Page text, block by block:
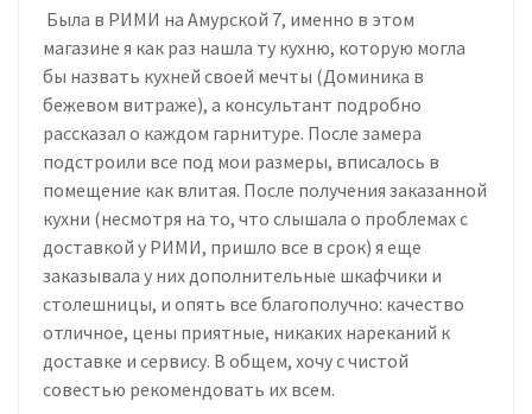
Была в РИМИ на Амурской 7, именно в этом
магазине я как раз нашла ту кухню, которую могла
бы назвать кухней своей мечты (Доминика в
бежевом витраже), а консультант подробно
рассказал о каждом гарнитуре. После замера
подстроили все под мои размеры, вписалось в
помещение как влитая. После получения заказанной
кухни (несмотря на то, что слышала о проблемах с
доставкой у РИМИ, пришло все в срок) я еще
заказывала у них дополнительные шкафчики и
столешницы, и опять все благополучно: качество
отличное, цены приятные, никаких нареканий к
доставке и сервису. В общем, хочу с чистой
совестью рекомендовать их всем.